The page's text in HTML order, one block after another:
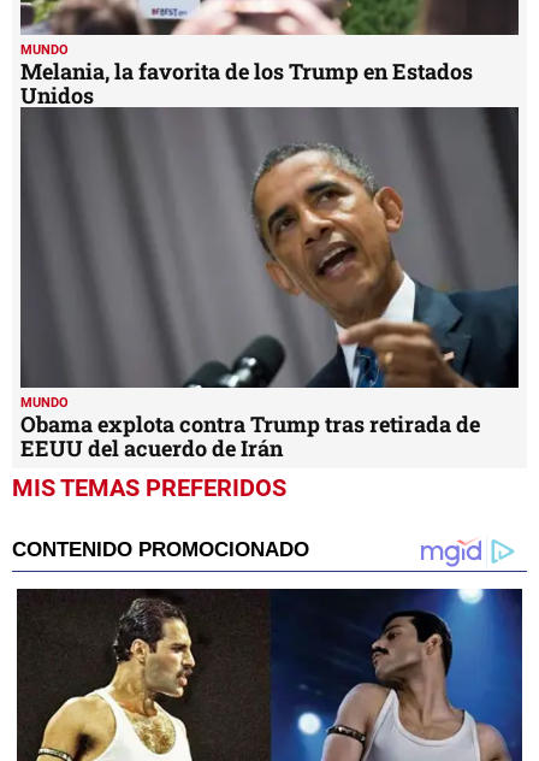
MUNDO
Melania, la favorita de los Trump en Estados
Unidos
MUNDO
Obama explota contra Trump tras retirada de
EEUU del acuerdo de Irán
MIS TEMAS PREFERIDOS